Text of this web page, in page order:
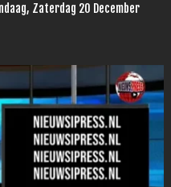
Zaterdag 20 December